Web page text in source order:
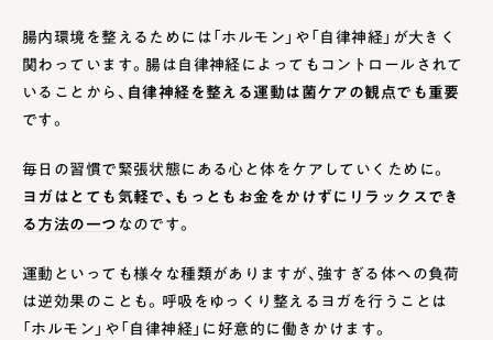
腸内環境を整えるためには「ホルモン」や「自律神経」が大きく
関わっています。腸は自律神経によってもコントロールされて
いることから、 自律神経を整える運動は菌ケアの観点でも重要
です。
毎日の習慣で緊張状態にある心と体をケアしていくために。
ヨガはとても気軽で、もっともお金をかけずにリラックスでき
る方法の一つ なのです。
運動といっても様々な種類がありますが、強すぎる体への負荷
は逆効果のことも。呼吸をゆっくり整えるヨガを行うことは
「ホルモン」や「自律神経」に好意的に働きかけます。